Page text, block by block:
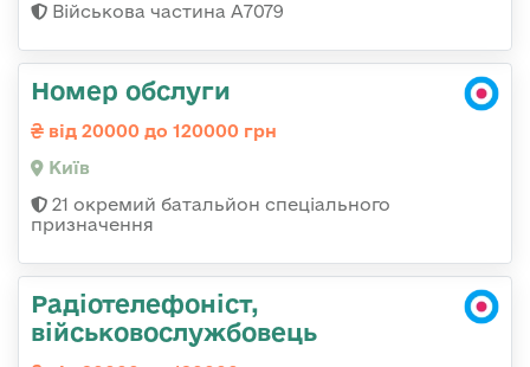
Військова частина А7079
Номер обслуги
від 20000 до 120000 грн
Київ
21 окремий батальйон спеціального
призначення
Радіотелефоніст,
військовослужбовець